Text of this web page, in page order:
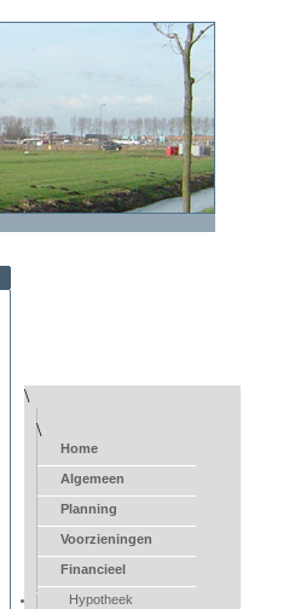
\
\
Home
Algemeen
Planning
Voorzieningen
Financieel
Hypotheek